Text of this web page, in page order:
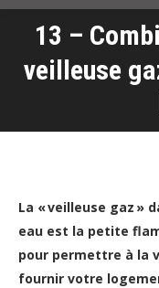
13 –
veilleuse
La « veilleuse gaz »
eau est la petite
pour permettre à la
fournir votre